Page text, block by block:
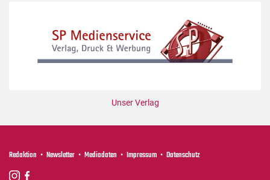
Unser Verlag
Redaktion Newsletter Mediadaten Impressum Datenschutz